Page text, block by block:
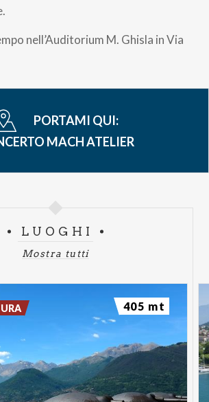
nell’Auditorium M. Ghisla in Via
PORTAMI QUI:
MACH ATELIER
LUOGHI
Mostra tutti
405 mt